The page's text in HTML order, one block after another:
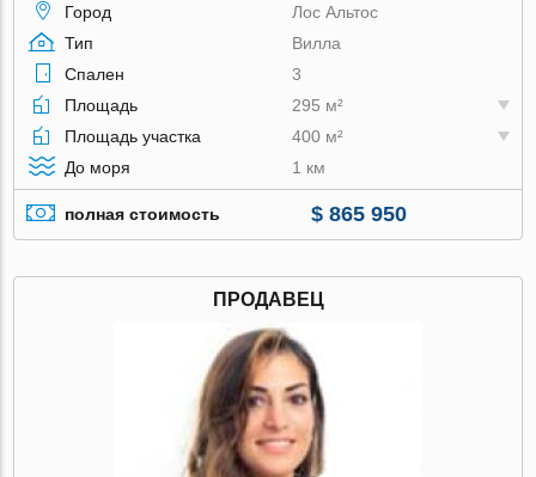
Город
Лос Альтос
Тип
Вилла
Спален
3
Площадь
295 м²
Площадь участка
400 м²
До моря
1 км
полная стоимость $ 865 950
ПРОДАВЕЦ